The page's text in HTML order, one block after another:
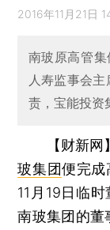
2016年11月21日
南玻原高管
人寿监事会
责，宝能投资
【财新
玻集团便完成
11月19日临
南玻集团的董